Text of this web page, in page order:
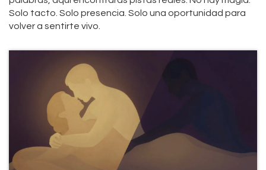
Solo tacto. Solo presencia. Solo una oportunidad para
volver a sentirte vivo.